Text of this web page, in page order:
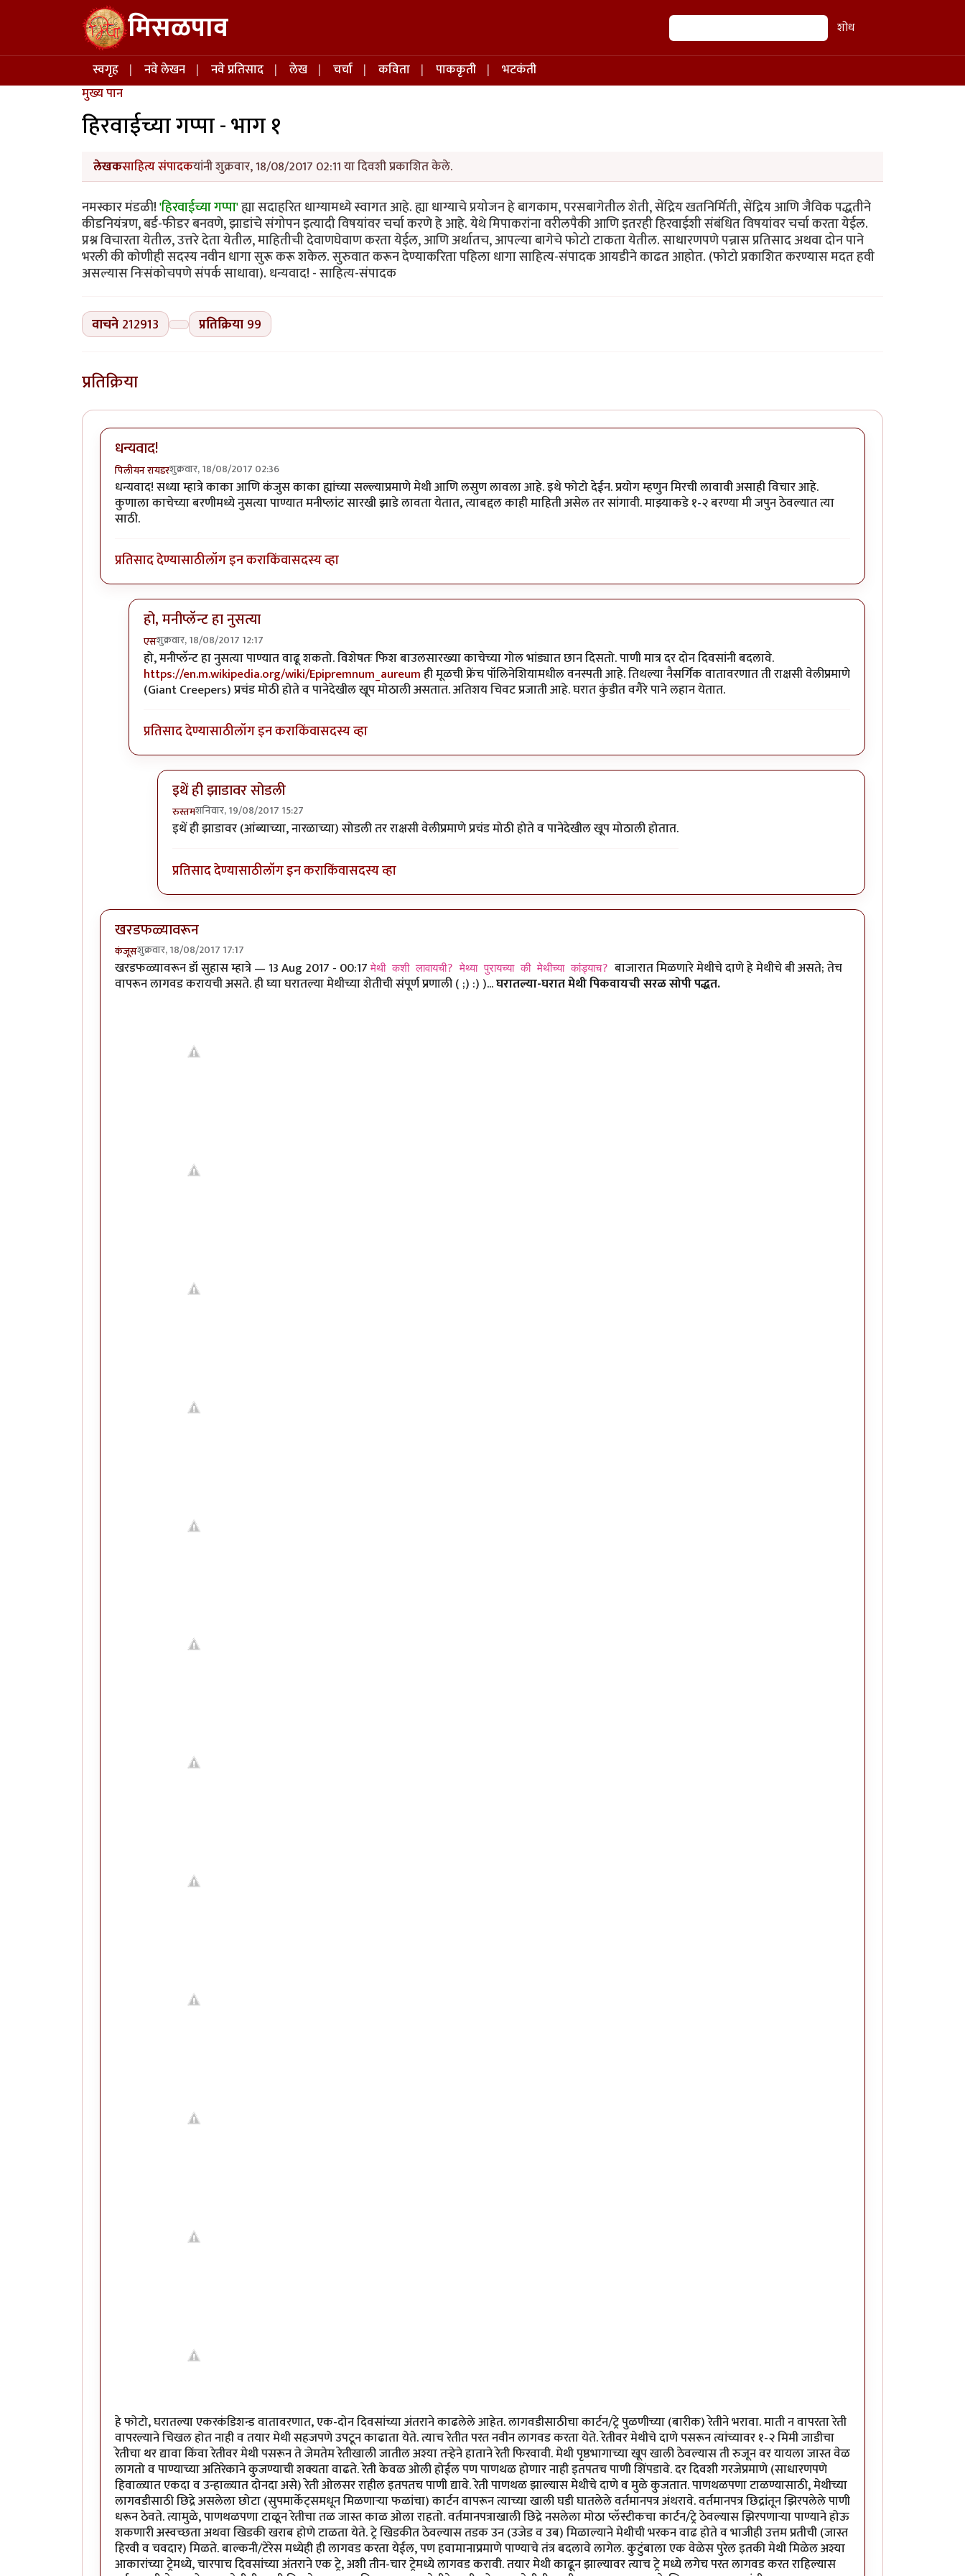
Skip to main content मिसळपाव शोध शोध
Main navigation
स्वगृह नवे लेखन नवे प्रतिसाद लेख चर्चा कविता पाककृती
भटकंती
मुख्य पान
हिरवाईच्या गप्पा - भाग १
लेखकसाहित्य संपादकयांनी शुक्रवार, 18/08/2017 02:11 या दिवशी प्रकाशित केले.
नमस्कार मंडळी!'हिरवाईच्या गप्पा'ह्या सदाहरित धाग्यामध्ये स्वागत आहे. ह्या धाग्याचे प्रयोजन हे बागकाम, परसबागेतील शेती, सेंद्रिय खतनिर्मिती, सेंद्रिय आणि जैविक पद्धतीने
कीडनियंत्रण, बर्ड-फीडर बनवणे, झाडांचे संगोपन इत्यादी विषयांवर चर्चा करणे हे आहे. येथे मिपाकरांना वरीलपैकी आणि इतरही हिरवाईशी संबंधित विषयांवर चर्चा करता येईल.
प्रश्न विचारता येतील, उत्तरे देता येतील, माहितीची देवाणघेवाण करता येईल, आणि अर्थातच, आपल्या बागेचे फोटो टाकता येतील. साधारणपणे पन्नास प्रतिसाद अथवा दोन पाने
भरली की कोणीही सदस्य नवीन धागा सुरू करू शकेल. सुरुवात करून देण्याकरिता पहिला धागा साहित्य-संपादक आयडीने काढत आहोत. (फोटो प्रकाशित करण्यास मदत हवी
असल्यास निःसंकोचपणे संपर्क साधावा). धन्यवाद! - साहित्य-संपादक
वाचने 212913 प्रतिक्रिया 99
प्रतिक्रिया
धन्यवाद!
पिलीयन रायडरशुक्रवार, 18/08/2017 02:36
धन्यवाद! सध्या म्हात्रे काका आणि कंजुस काका ह्यांच्या सल्ल्याप्रमाणे मेथी आणि लसुण लावला आहे. इथे फोटो देईन. प्रयोग म्हणुन मिरची लावावी असाही विचार आहे.
कुणाला काचेच्या बरणीमध्ये नुसत्या पाण्यात मनीप्लांट सारखी झाडे लावता येतात, त्याबद्दल काही माहिती असेल तर सांगावी. माझ्याकडे १-२ बरण्या मी जपुन ठेवल्यात त्या
साठी.
प्रतिसाद देण्यासाठीलॉग इन कराकिंवासदस्य व्हा
हो, मनीप्लॅन्ट हा नुसत्या
एसशुक्रवार, 18/08/2017 12:17
In reply toधन्यवाद!byपिलीयन रायडर
हो, मनीप्लॅन्ट हा नुसत्या पाण्यात वाढू शकतो. विशेषतः फिश बाउलसारख्या काचेच्या गोल भांड्यात छान दिसतो. पाणी मात्र दर दोन दिवसांनी बदलावे.
https://en.m.wikipedia.org/wiki/Epipremnum_aureumही मूळची फ्रेंच पॉलिनेशियामधील वनस्पती आहे. तिथल्या नैसर्गिक वातावरणात ती राक्षसी वेलीप्रमाणे
(Giant Creepers) प्रचंड मोठी होते व पानेदेखील खूप मोठाली असतात. अतिशय चिवट प्रजाती आहे. घरात कुंडीत वगैरे पाने लहान येतात.
प्रतिसाद देण्यासाठीलॉग इन कराकिंवासदस्य व्हा
इथें ही झाडावर सोडली
रुस्तमशनिवार, 19/08/2017 15:27
In reply toहो, मनीप्लॅन्ट हा नुसत्याbyएस
इथें ही झाडावर (आंब्याच्या, नारळाच्या) सोडली तर राक्षसी वेलीप्रमाणे प्रचंड मोठी होते व पानेदेखील खूप मोठाली होतात.
प्रतिसाद देण्यासाठीलॉग इन कराकिंवासदस्य व्हा
खरडफळ्यावरून
कंजूसशुक्रवार, 18/08/2017 17:17
खरडफळ्यावरून डॉ सुहास म्हात्रे — 13 Aug 2017 - 00:17मेथी कशी लावायची? मेथ्या पुरायच्या की मेथीच्या कांड्याच? बाजारात मिळणारे मेथीचे दाणे हे मेथीचे बी असते; तेच
वापरून लागवड करायची असते. ही घ्या घरातल्या मेथीच्या शेतीची संपूर्ण प्रणाली ( ;) :) )...घरातल्या-घरात मेथी पिकवायची सरळ सोपी पद्धत.
हे फोटो, घरातल्या एकरकंडिशन्ड वातावरणात, एक-दोन दिवसांच्या अंतराने काढलेले आहेत. लागवडीसाठीचा कार्टन/ट्रे पुळणीच्या (बारीक) रेतीने भरावा. माती न वापरता रेती
वापरल्याने चिखल होत नाही व तयार मेथी सहजपणे उपटून काढाता येते. त्याच रेतीत परत नवीन लागवड करता येते. रेतीवर मेथीचे दाणे पसरून त्यांच्यावर १-२ मिमी जाडीचा
रेतीचा थर द्यावा किंवा रेतीवर मेथी पसरून ते जेमतेम रेतीखाली जातील अश्या तर्‍हेने हाताने रेती फिरवावी. मेथी पृष्ठभागाच्या खूप खाली ठेवल्यास ती रुजून वर यायला जास्त वेळ
लागतो व पाण्याच्या अतिरेकाने कुजण्याची शक्यता वाढते. रेती केवळ ओली होईल पण पाणथळ होणार नाही इतपतच पाणी शिंपडावे. दर दिवशी गरजेप्रमाणे (साधारणपणे
हिवाळ्यात एकदा व उन्हाळ्यात दोनदा असे) रेती ओलसर राहील इतपतच पाणी द्यावे. रेती पाणथळ झाल्यास मेथीचे दाणे व मुळे कुजतात. पाणथळपणा टाळण्यासाठी, मेथीच्या
लागवडीसाठी छिद्रे असलेला छोटा (सुपमार्केट्समधून मिळणार्‍या फळांचा) कार्टन वापरून त्याच्या खाली घडी घातलेले वर्तमानपत्र अंथरावे. वर्तमानपत्र छिद्रांतून झिरपलेले पाणी
धरून ठेवते. त्यामुळे, पाणथळपणा टाळून रेतीचा तळ जास्त काळ ओला राहतो. वर्तमानपत्राखाली छिद्रे नसलेला मोठा प्लॅस्टीकचा कार्टन/ट्रे ठेवल्यास झिरपणार्‍या पाण्याने होऊ
शकणारी अस्वच्छता अथवा खिडकी खराब होणे टाळता येते. ट्रे खिडकीत ठेवल्यास तडक उन (उजेड व उब) मिळाल्याने मेथीची भरकन वाढ होते व भाजीही उत्तम प्रतीची (जास्त
हिरवी व चवदार) मिळते. बाल्कनी/टेरेस मध्येही ही लागवड करता येईल, पण हवामानाप्रमाणे पाण्याचे तंत्र बदलावे लागेल. कुटुंबाला एक वेळेस पुरेल इतकी मेथी मिळेल अश्या
आकारांच्या ट्रेमध्ये, चारपाच दिवसांच्या अंतराने एक ट्रे, अशी तीन-चार ट्रेमध्ये लागवड करावी. तयार मेथी काढून झाल्यावर त्याच ट्रे मध्ये लगेच परत लागवड करत राहिल्यास